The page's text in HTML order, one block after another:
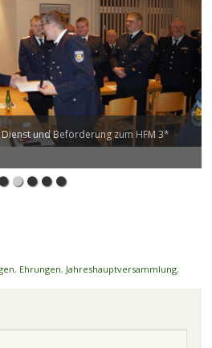
und Beförderung zum HFM 3*
, Ehrungen, Jahreshauptversammlung,